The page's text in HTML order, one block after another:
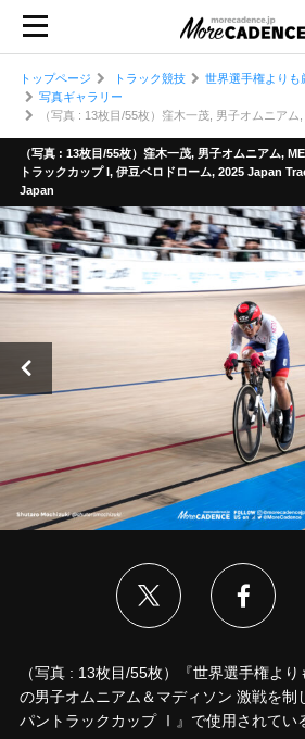
トップページ トラック競技
世界選手権より
写真ギャラリー
（写真 : 13枚目/55枚）窪木一茂, 男子オムニア
（写真 : 13枚目/55枚）窪木一茂, 男子オムニアム,
トラックカップ I, 伊豆ベロドローム, 2025 Japan
Japan
（写真 : 13枚目/55枚）『世界選手権よ
の男子オムニアム＆マディソン 激戦を制
パントラックカップ Ⅰ』で使用されてい